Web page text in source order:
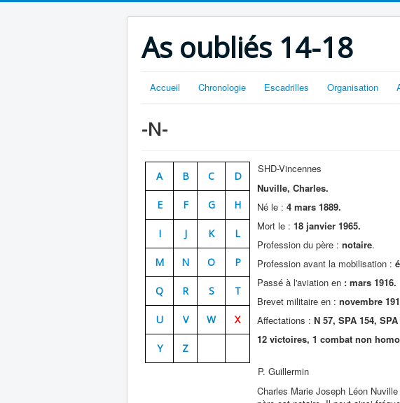
As oubliés 14-18
Accueil Chronologie Escadrilles Organisation
-N-
A B C D
E F G H
I J K L
M N O P
Q R S T
U V W X
Y Z
SHD-Vincennes
Nuville, Charles.
Né le : 4 mars 1889.
Mort le : 18 janvier 1965.
Profession du père : notaire.
Profession avant la mobilisation :
Passé à l'aviation en : mars 1916.
Brevet militaire en : novembre
Affectations : N 57, SPA 154, SPA
12 victoires, 1 combat non
P. Guillermin
Charles Marie Joseph Léon